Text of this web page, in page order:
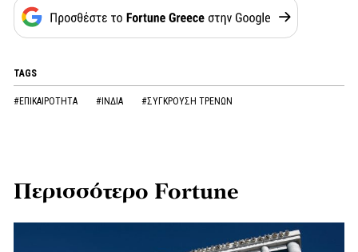
TAGS
#ΕΠΙΚΑΙΡΟΤΗΤΑ #ΙΝΔΙΑ #ΣΥΓΚΡΟΥΣΗ ΤΡΕΝΩΝ
Περισσότερο Fortune